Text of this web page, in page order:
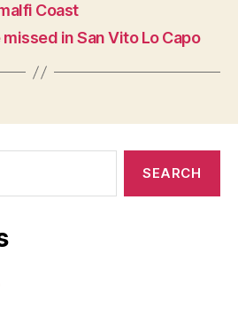
Coast
in San Vito Lo Capo